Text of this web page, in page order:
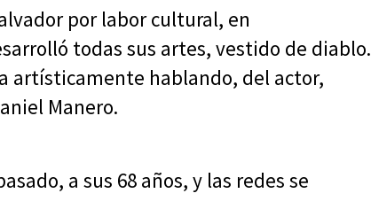
por labor cultural, en
todas sus artes, vestido de diablo.
artísticamente hablando, del actor,
Manero.
a sus 68 años, y las redes se